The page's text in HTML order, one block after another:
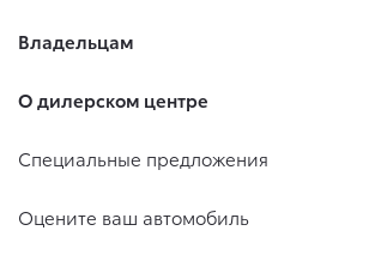
Владельцам
О дилерском центре
Специальные предложения
Оцените ваш автомобиль